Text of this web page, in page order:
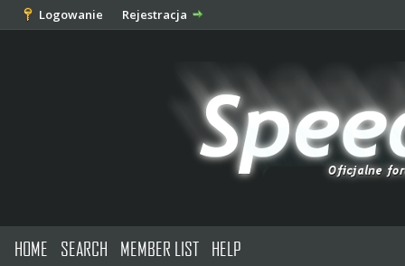
Logowanie Rejestracja
HOME SEARCH MEMBER LIST HELP